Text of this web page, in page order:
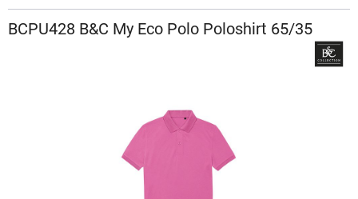
BCPU428 B&C My Eco Polo Poloshirt 65/35